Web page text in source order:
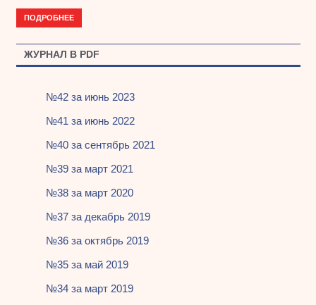
ПОДРОБНЕЕ
ЖУРНАЛ В PDF
№42 за июнь 2023
№41 за июнь 2022
№40 за сентябрь 2021
№39 за март 2021
№38 за март 2020
№37 за декабрь 2019
№36 за октябрь 2019
№35 за май 2019
№34 за март 2019